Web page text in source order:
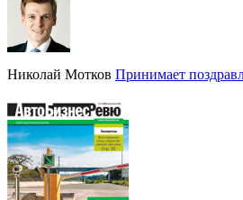
Николай Мотков Принимает